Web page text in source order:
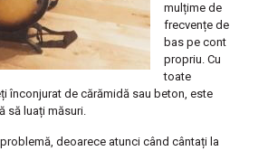
mulțime de
frecvențe de
bas pe cont
propriu. Cu
toate
înconjurat de cărămidă sau beton, este
să luați măsuri.
deoarece atunci când cântați la